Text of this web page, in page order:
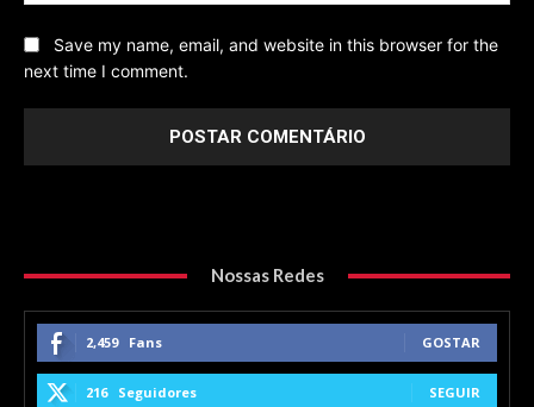
Save my name, email, and website in this browser for the
next time I comment.
Nossas Redes
2,459 Fans GOSTAR
216 Seguidores SEGUIR